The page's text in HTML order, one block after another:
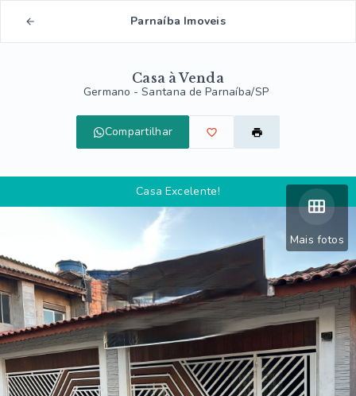
Parnaíba Imoveis
Casa à Venda
Germano - Santana de Parnaíba/SP
Compartilhar
Mais fotos
Casa Excelente!